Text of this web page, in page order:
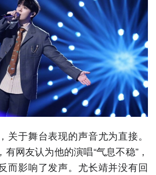
关于舞台表现的声音尤为直接。
网友认为他的演唱“气息不稳”，
而影响了发声。尤长靖并没有回